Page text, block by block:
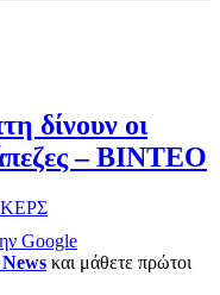
δίνουν οι
– ΒΙΝΤΕΟ
Google
και μάθετε πρώτοι